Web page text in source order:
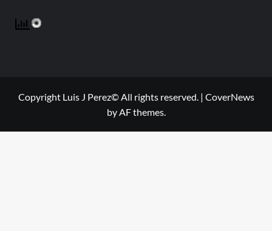
Copyright Luis J Perez© All rights reserved. | CoverNews
by AF themes.